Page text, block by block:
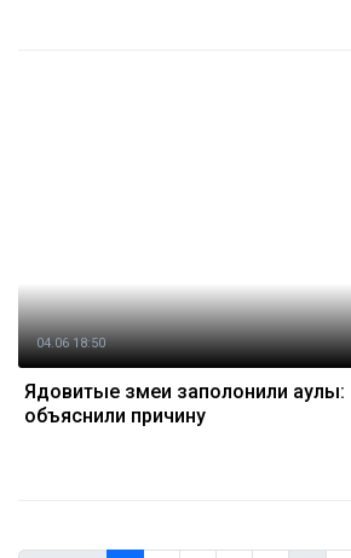
04.06 18:50
Ядовитые змеи заполонили аулы:
объяснили причину